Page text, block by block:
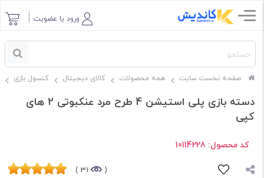
ورود یا عضویت
صفحه نخست سایت همه محصولات کالای دیجیتال کنسول بازی
دسته بازی پلی استیشن 4 طرح مرد عنکبوتی 2 های
کپی
کد محصول: 10114228
(
31 )